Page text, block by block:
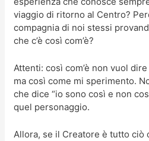
viaggio di ritorno al Centro?
compagnia di noi stessi
che c’è così com’è?
Attenti: così com’è non vuol
ma così come mi sperimento.
che dice “io sono così e non
quel personaggio.
Allora, se il Creatore è tutto ciò